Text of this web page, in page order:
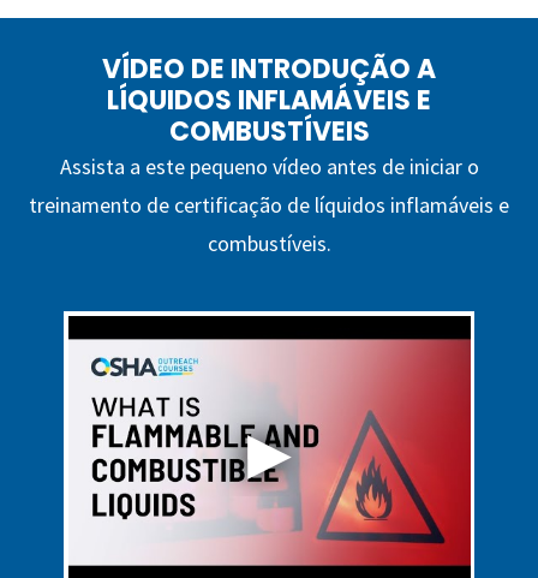
VÍDEO DE INTRODUÇÃO A
LÍQUIDOS INFLAMÁVEIS ​​E
COMBUSTÍVEIS
Assista a este pequeno vídeo antes de iniciar o
treinamento de certificação de líquidos inflamáveis ​​e
combustíveis.